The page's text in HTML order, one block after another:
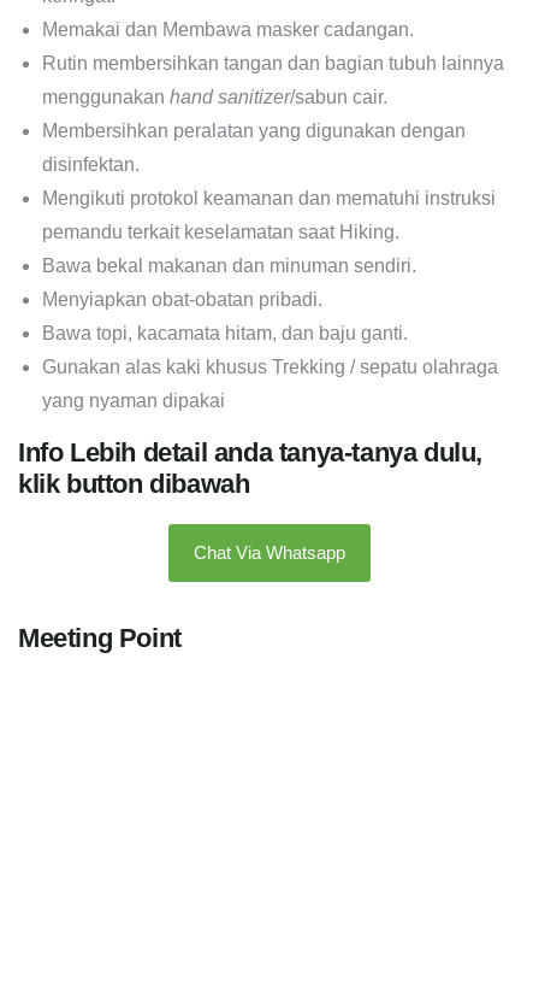
Memakai dan Membawa masker cadangan.
Rutin membersihkan tangan dan bagian tubuh lainnya
menggunakan hand sanitizer/sabun cair.
Membersihkan peralatan yang digunakan dengan
disinfektan.
Mengikuti protokol keamanan dan mematuhi instruksi
pemandu terkait keselamatan saat Hiking.
Bawa bekal makanan dan minuman sendiri.
Menyiapkan obat-obatan pribadi.
Bawa topi, kacamata hitam, dan baju ganti.
Gunakan alas kaki khusus Trekking / sepatu olahraga
yang nyaman dipakai
Info Lebih detail anda tanya-tanya dulu,
klik button dibawah
Chat Via Whatsapp
Meeting Point